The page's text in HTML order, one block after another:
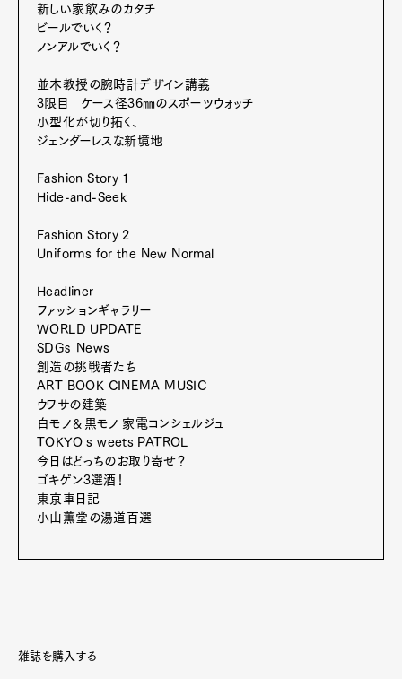
Pen Membership
Official Columnist
Pen Meet
Pen international
新しい家飲みのカタチ
ビールでいく？
ノンアルでいく？
並木教授の腕時計デザイン講義
3限目 ケース径36㎜のスポーツウォッチ
小型化が切り拓く、
ジェンダーレスな新境地
Fashion Story 1
Hide-and-Seek
Fashion Story 2
Uniforms for the New Normal
Headliner
ファッションギャラリー
WORLD UPDATE
SDGｓ News
創造の挑戦者たち
ART BOOK CINEMA MUSIC
ウワサの建築
白モノ＆黒モノ 家電コンシェルジュ
TOKYO s weets PATROL
今日はどっちのお取り寄せ？
ゴキゲン3選酒！
東京車日記
小山薫堂の湯道百選
雑誌を購入する